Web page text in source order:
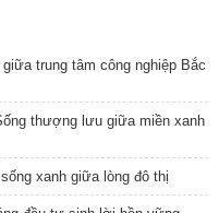
trung tâm công nghiệp Bắc
thượng lưu giữa miền xanh
xanh giữa lòng đô thị